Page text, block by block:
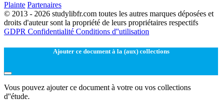
Plainte Partenaires
© 2013 - 2026 studylibfr.com toutes les autres marques déposées et
droits d'auteur sont la propriété de leurs propriétaires respectifs
GDPR Confidentialité Conditions d''utilisation
Ajouter ce document à la (aux) collections
Vous pouvez ajouter ce document à votre ou vos collections
d''étude.